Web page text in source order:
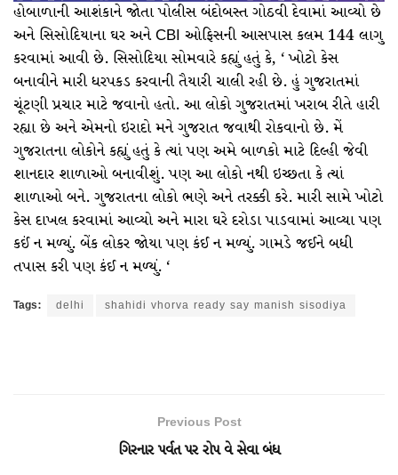
હોબાળાની આશંકાને જોતા પોલીસ બંદોબસ્ત ગોઠવી દેવામાં આવ્યો છે
અને સિસોદિયાના ઘર અને CBI ઓફિસની આસપાસ કલમ 144 લાગુ
કરવામાં આવી છે. સિસોદિયા સોમવારે કહ્યું હતું કે, ‘ ખોટો કેસ
બનાવીને મારી ધરપકડ કરવાની તૈયારી ચાલી રહી છે. હું ગુજરાતમાં
ચૂંટણી પ્રચાર માટે જવાનો હતો. આ લોકો ગુજરાતમાં ખરાબ રીતે હારી
રહ્યા છે અને એમનો ઇરાદો મને ગુજરાત જવાથી રોકવાનો છે. મેં
ગુજરાતના લોકોને કહ્યું હતું કે ત્યાં પણ અમે બાળકો માટે દિલ્હી જેવી
શાનદાર શાળાઓ બનાવીશું. પણ આ લોકો નથી ઇચ્છતા કે ત્યાં
શાળાઓ બને. ગુજરાતના લોકો ભણે અને તરક્કી કરે. મારી સામે ખોટો
કેસ દાખલ કરવામાં આવ્યો અને મારા ઘરે દરોડા પાડવામાં આવ્યા પણ
કઈં ન મળ્યું. બેંક લોકર જોયા પણ કંઈ ન મળ્યું. ગામડે જઈને બધી
તપાસ કરી પણ કંઈ ન મળ્યું. ‘
Tags: delhi shahidi vhorva ready say manish sisodiya
Previous Post
ગિરનાર પર્વત પર રોપ વે સેવા બંધ